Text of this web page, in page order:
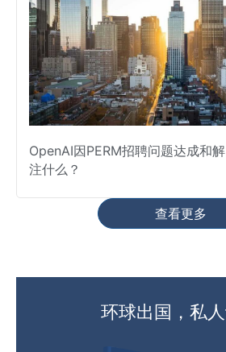
OpenAI因PERM招聘问题达成和
注什么？
查看更多
环球出国，私